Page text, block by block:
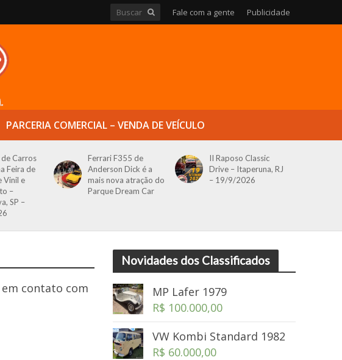
Fale com a gente Publicidade
PARCERIA COMERCIAL – VENDA DE VEÍCULO
Carros
Feira de
Vinil e
–
SP –
Ferrari F355 de
Anderson Dick é a
mais nova atração do
Parque Dream Car
II Raposo Classic
Drive – Itaperuna, RJ
– 19/9/2026
contato com
Novidades dos Classificados
MP Lafer 1979
R$ 100.000,00
VW Kombi Standard 1982
R$ 60.000,00